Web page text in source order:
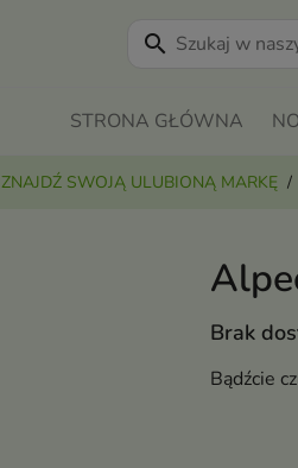
search
STRONA GŁÓWNA
ZNAJDŹ SWOJĄ ULUBIONĄ MARKĘ
Brak
Bądźcie